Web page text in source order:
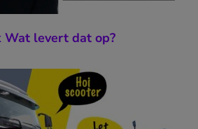
Wat levert dat op?